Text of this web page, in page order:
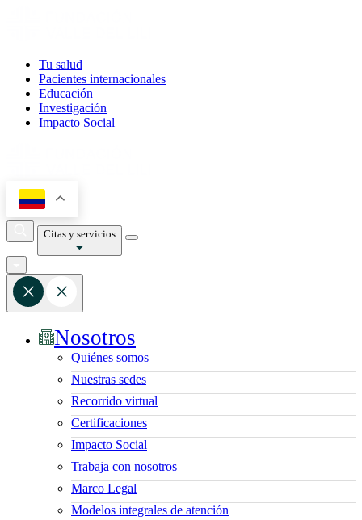
Tu salud
Pacientes internacionales
Educación
Investigación
Impacto Social
Citas y servicios
Nosotros
Quiénes somos
Nuestras sedes
Recorrido virtual
Certificaciones
Impacto Social
Trabaja con nosotros
Marco Legal
Modelos integrales de atención